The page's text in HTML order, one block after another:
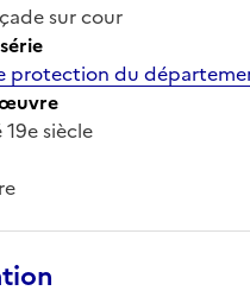
sur cour
protection du
siècle